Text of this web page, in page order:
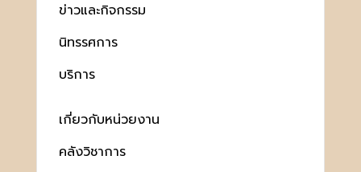
ข่าวและกิจกรรม
นิทรรศการ
บริการ
เกี่ยวกับหน่วยงาน
คลังวิชาการ